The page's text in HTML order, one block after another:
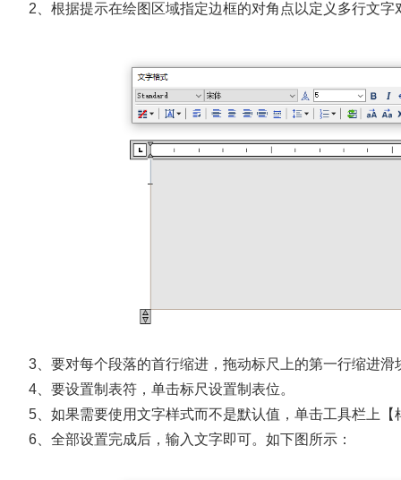
2、根据提示在绘图区域指定边框的对角点以定义多行文
3、要对每个段落的首行缩进，拖动标尺上的第一行缩进
4、要设置制表符，单击标尺设置制表位。
5、如果需要使用文字样式而不是默认值，单击工具栏上
6、全部设置完成后，输入文字即可。如下图所示：